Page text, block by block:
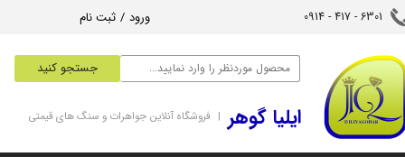
جستجو کنید
ورود / ثبت نام
تغییر گذر واژه
سفارشات
6301 - 417 - 0914​​​​​​​
‌ایلیا گوهر | فروشگاه آنلاین جواهرات و سنگ های قیمتی